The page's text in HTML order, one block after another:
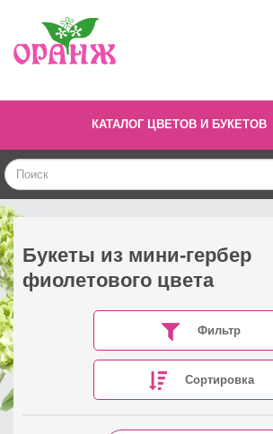
КАТАЛОГ ЦВЕТОВ И БУКЕТОВ
Букеты из мини-гербер
фиолетового цвета
Фильтр
Сортировка